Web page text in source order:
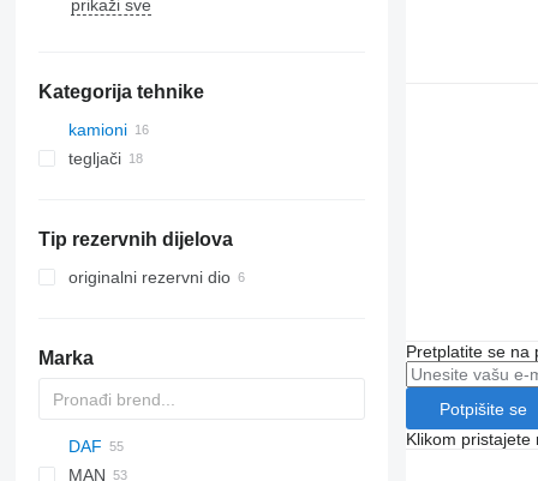
prikaži sve
Kategorija tehnike
kamioni
tegljači
Tip rezervnih dijelova
originalni rezervni dio
Marka
BM
D series
GP
DAF
CF
F-MAX
M series
GMK
EuroCargo
S-series
LTM
MAN
Pretplatite se na
Potpišite se
Klikom pristajete